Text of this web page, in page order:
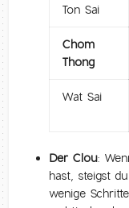
Ton Sai
Chom
Thong
Wat Sai
Der Clou:
hast, steigst
wenige